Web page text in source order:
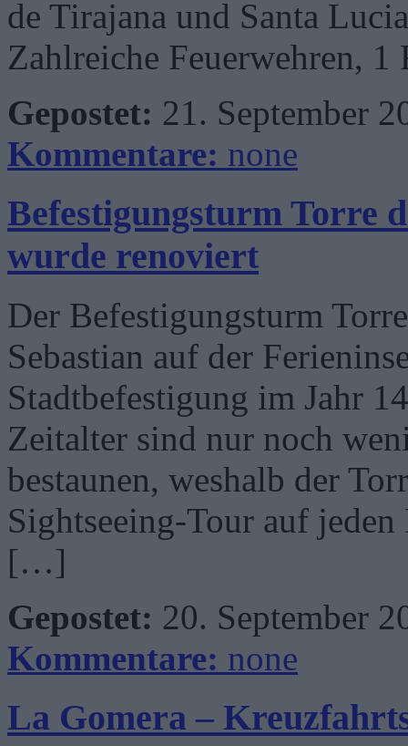
de Tirajana und Santa
Zahlreiche Feuerwehren,
Gepostet: 21. September
Kommentare: none
Befestigungsturm Torre
wurde renoviert
Der Befestigungsturm
Sebastian auf der
Stadtbefestigung im Jahr
Zeitalter sind nur noch
bestaunen, weshalb der
Sightseeing-Tour auf
[…]
Gepostet: 20. September
Kommentare: none
La Gomera –